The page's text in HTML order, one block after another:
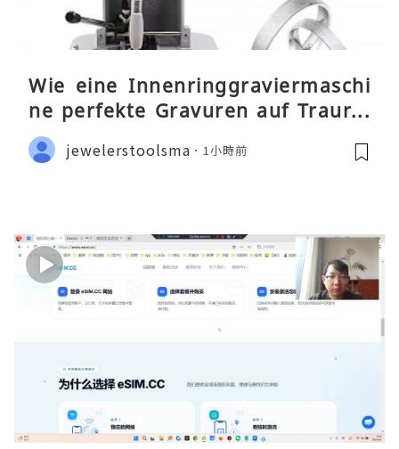
Wie eine Innenringgraviermaschi
ne perfekte Gravuren auf Traurin
gen ermöglicht
jewelerstoolsma 1小時前